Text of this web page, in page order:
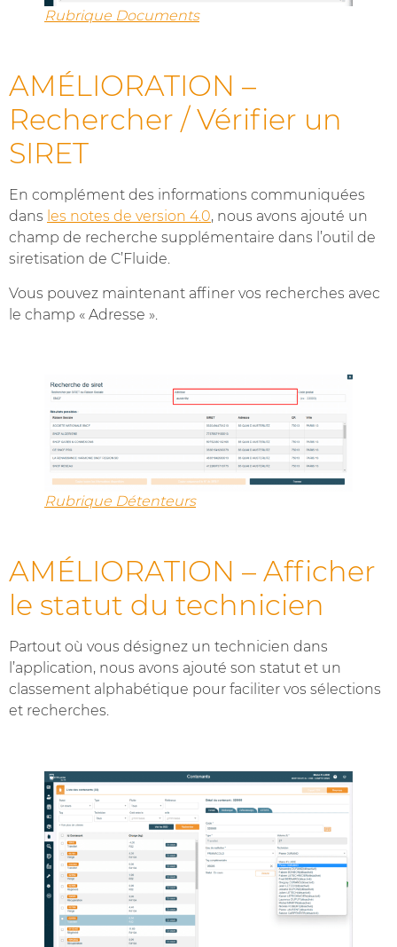
Rubrique Documents
AMÉLIORATION –
Rechercher / Vérifier un
SIRET
En complément des informations communiquées
dans les notes de version 4.0, nous avons ajouté un
champ de recherche supplémentaire dans l’outil de
siretisation de C’Fluide.
Vous pouvez maintenant affiner vos recherches avec
le champ « Adresse ».
Rubrique Détenteurs
AMÉLIORATION – Afficher
le statut du technicien
Partout où vous désignez un technicien dans
l’application, nous avons ajouté son statut et un
classement alphabétique pour faciliter vos sélections
et recherches.